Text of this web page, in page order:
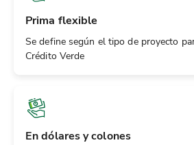
Prima flexible
Se define según el tipo de proyecto
Crédito Verde
En dólares y colones